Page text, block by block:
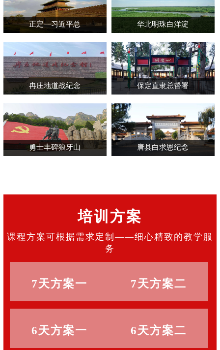
正定—习近平总
地方
华北明珠白洋淀
冉庄地道战纪念
保定直隶总督署
勇士丰碑狼牙山
唐县白求恩纪念
培训方案
课程方案可根据需求定制——细心精致的教学服
务
7天方案一 7天方案二
6天方案一 6天方案二